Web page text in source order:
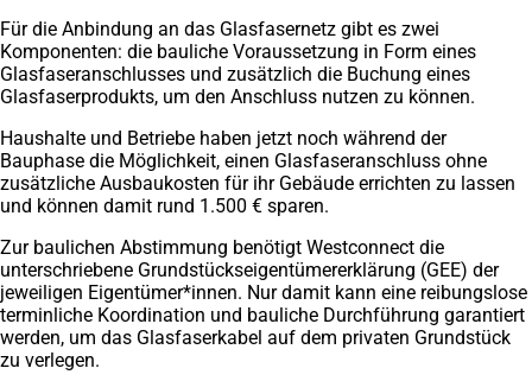
neuen
Tab)
Für die Anbindung an das Glasfasernetz gibt es zwei
Komponenten: die bauliche Voraussetzung in Form eines
Glasfaseranschlusses und zusätzlich die Buchung eines
Glasfaserprodukts, um den Anschluss nutzen zu können.
Haushalte und Betriebe haben jetzt noch während der
Bauphase die Möglichkeit, einen Glasfaseranschluss ohne
zusätzliche Ausbaukosten für ihr Gebäude errichten zu lassen
und können damit rund 1.500 € sparen.
Zur baulichen Abstimmung benötigt Westconnect die
unterschriebene Grundstückseigentümererklärung (GEE) der
jeweiligen Eigentümer*innen. Nur damit kann eine reibungslose
terminliche Koordination und bauliche Durchführung garantiert
werden, um das Glasfaserkabel auf dem privaten Grundstück
zu verlegen.